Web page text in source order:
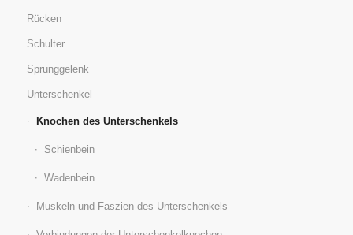
Rücken
Schulter
Sprunggelenk
Unterschenkel
Knochen des Unterschenkels
Schienbein
Wadenbein
Muskeln und Faszien des Unterschenkels